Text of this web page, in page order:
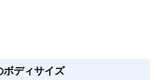
ボディサイズ